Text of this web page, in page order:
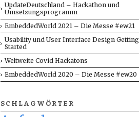
UpdateDeutschland – Hackathon und
Umsetzungsprogramm
EmbeddedWorld 2021 – Die Messe #ew21
Usability und User Interface Design Getting
Started
Weltweite Covid Hackatons
EmbeddedWorld 2020 – Die Messe #ew20
SCHLAGWÖRTER